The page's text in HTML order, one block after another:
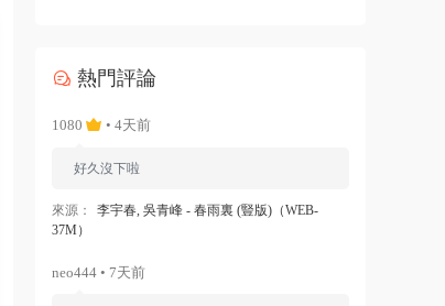
熱門評論
1080 • 4天前
好久沒下啦
來源：
李宇春, 吳青峰 - 春雨裏 (豎版)（WEB-
37M）
neo444 • 7天前